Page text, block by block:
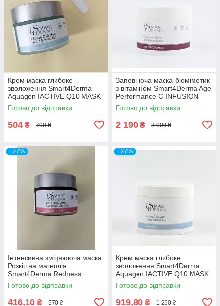
Крем маска глибоке
зволоження Smart4Derma
Aquagen IACTIVE Q10 MASK
HYDRA BARRIER X50
Готово до відправки
504 ₴ 700 ₴
Заповнюча маска-біоміметик
з вітаміном Smart4Derma Age
Performance C-INFUSION
MASK 300мл
Готово до відправки
2 190 ₴ 3 000 ₴
–27%
Інтенсивна зміцнююча маска
Розкішна магнолія
Smart4Derma Redness
Correct ULTRA CALM MASK
LUXURIOUS MAGNOLIA
Готово до відправки
416,10 ₴ 570 ₴
–27%
Крем маска глибоке
зволоження Smart4Derma
Aquagen IACTIVE Q10 MASK
300мл
Готово до відправки
919,80 ₴ 1 260 ₴